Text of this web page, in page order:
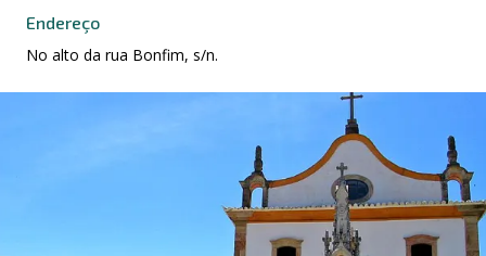
Endereço
No alto da rua Bonfim, s/n.